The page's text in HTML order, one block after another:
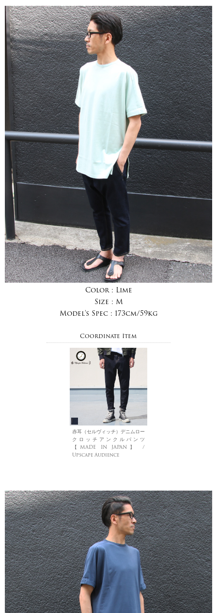
Color : Lime
Size : M
Model's Spec : 173cm/59kg
Coordinate Item
赤耳（セルヴィッチ）デニムロー
クロッチアンクルパンツ
【MADE IN JAPAN】 /
Upscape Audience